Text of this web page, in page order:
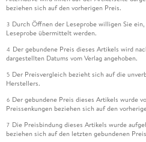
beziehen sich auf den vorherigen Preis.
3 Durch Öffnen der Leseprobe willigen Sie
Leseprobe übermittelt werden.
4 Der gebundene Preis dieses Artikels wird
dargestellten Datums vom Verlag angehoben.
5 Der Preisvergleich bezieht sich auf die
Herstellers.
6 Der gebundene Preis dieses Artikels wurde
Preissenkungen beziehen sich auf den
7 Die Preisbindung dieses Artikels wurde
beziehen sich auf den letzten gebundenen